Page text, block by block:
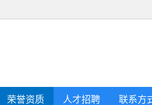
荣誉资质 人才招聘 联系方